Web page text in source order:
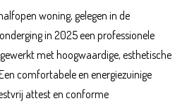
woning, gelegen in de
in 2025 een professionele
met hoogwaardige, esthetische
comfortabele en energiezuinige
attest en conforme